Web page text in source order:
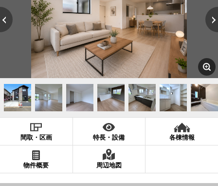
間取・区画 特長・設備 各棟情報
物件概要 周辺地図
営業メールは固くお断りします
お知らせ
千葉本店 松戸支店 成田支店 木更津支店
東京支店
神奈川支店
沖縄支店
現地販売会情報
千葉本店 松戸支店 成田支店 木更津支店
東京支店
神奈川支店
スタッフ紹介
千葉本店 成田支店
神奈川支店
沖縄支店